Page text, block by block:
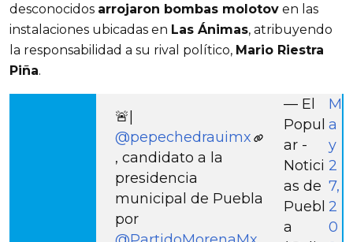
desconocidos arrojaron bombas molotov en las
instalaciones ubicadas en Las Ánimas, atribuyendo
la responsabilidad a su rival político, Mario Riestra
Piña.
🚨|
@pepechedrauimx
, candidato a la
presidencia
municipal de Puebla
por
— El
Popul
ar -
Notici
as de
Puebl
a
M
a
y
2
7,
2
0